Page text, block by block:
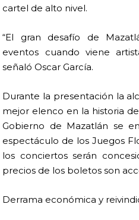
cartel de alto nivel.
“El gran desafío de
eventos cuando viene
señaló Oscar García.
Durante la presentación la
mejor elenco en la historia
Gobierno de Mazatlán se
espectáculo de los Juegos
los conciertos serán
precios de los boletos son
Derrama económica y